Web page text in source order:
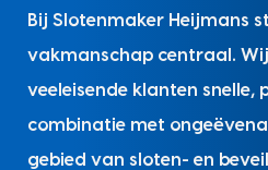
Bij Slotenmaker Heijmans
vakmanschap centraal.
veeleisende klanten snelle,
combinatie met
gebied van sloten- en